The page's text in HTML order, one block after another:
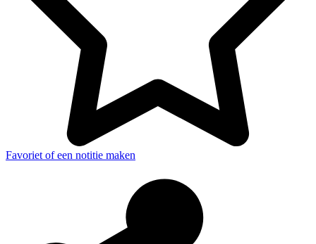
Favoriet of een notitie maken